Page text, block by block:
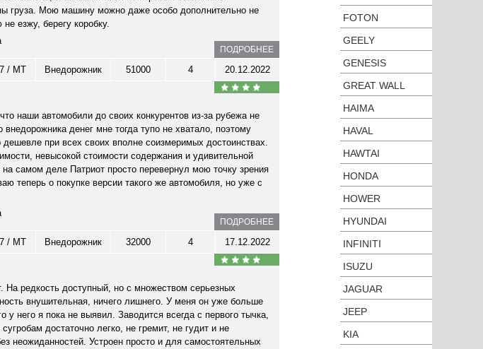
груза. Мою машину можно даже особо дополнительно не
езжу, берегу коробку.
ПОДРОБНЕЕ
/ MT Внедорожник 51000 4 20.12.2022
наши автомобили до своих конкурентов из-за рубежа не
внедорожника денег мне тогда тупо не хватало, поэтому
при всех своих вполне соизмеримых достоинствах.
невысокой стоимости содержания и удивительной
самом деле Патриот просто перевернул мою точку зрения
теперь о покупке версии такого же автомобиля, но уже с
ПОДРОБНЕЕ
/ MT Внедорожник 32000 4 17.12.2022
На редкость доступный, но с множеством серьезных
внушительная, ничего лишнего. У меня он уже больше
у него я пока не выявил. Заводится всегда с первого тычка,
достаточно легко, не гремит, не гудит и не
неожиданностей. Устроен просто и для самостоятельных
FOTON
GEELY
GENESIS
GREAT WALL
HAIMA
HAVAL
HAWTAI
HONDA
HOWER
HYUNDAI
INFINITI
ISUZU
JAGUAR
JEEP
KIA